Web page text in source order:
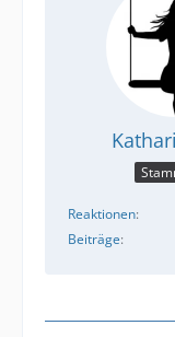
Reaktionen
Beiträge